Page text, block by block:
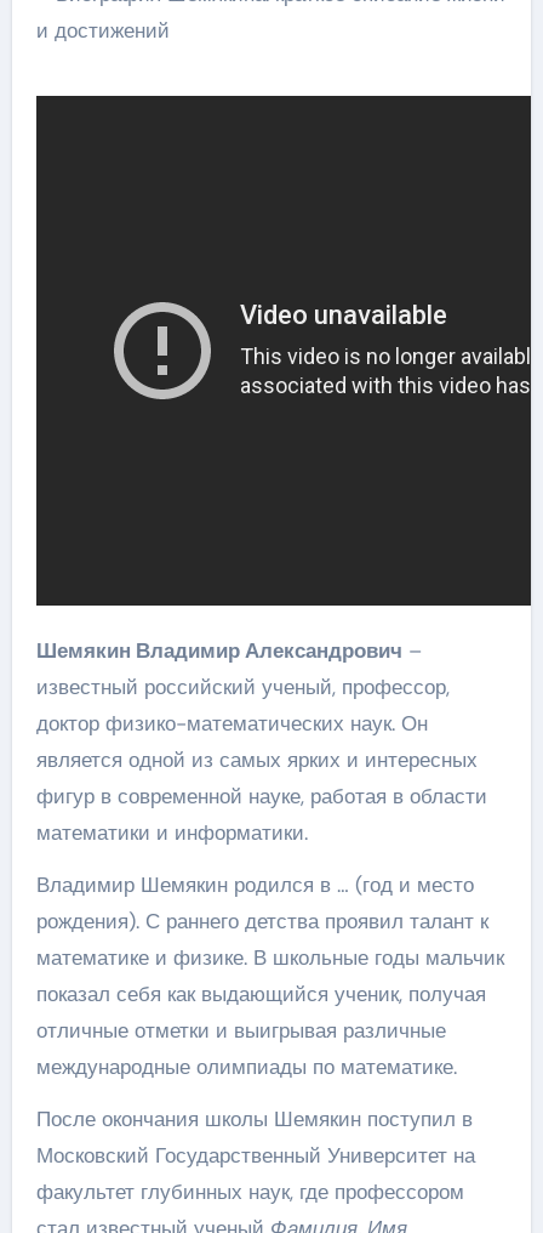
Шемякин Владимир Александрович –
известный российский ученый, профессор,
доктор физико-математических наук. Он
является одной из самых ярких и интересных
фигур в современной науке, работая в области
математики и информатики.
Владимир Шемякин родился в … (год и место
рождения). С раннего детства проявил талант к
математике и физике. В школьные годы мальчик
показал себя как выдающийся ученик, получая
отличные отметки и выигрывая различные
международные олимпиады по математике.
После окончания школы Шемякин поступил в
Московский Государственный Университет на
факультет глубинных наук, где профессором
стал известный ученый Фамилия, Имя